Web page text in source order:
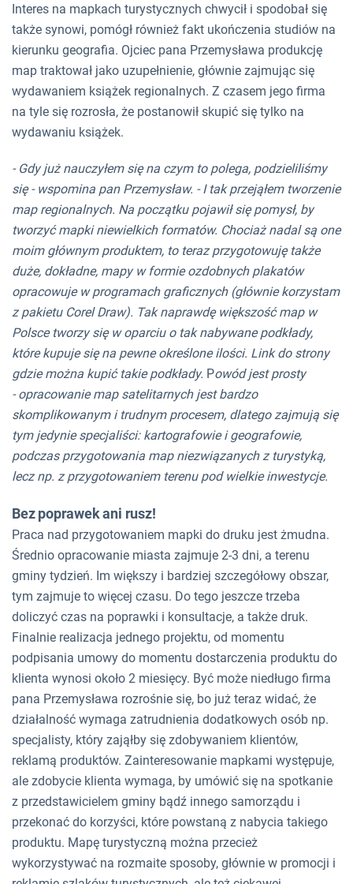
Interes na mapkach turystycznych chwycił i spodobał się
także synowi, pomógł również fakt ukończenia studiów na
kierunku geografia. Ojciec pana Przemysława produkcję
map traktował jako uzupełnienie, głównie zajmując się
wydawaniem książek regionalnych. Z czasem jego firma
na tyle się rozrosła, że postanowił skupić się tylko na
wydawaniu książek.
- Gdy już nauczyłem się na czym to polega, podzieliliśmy
się - wspomina pan Przemysław. - I tak przejąłem tworzenie
map regionalnych. Na początku pojawił się pomysł, by
tworzyć mapki niewielkich formatów. Chociaż nadal są one
moim głównym produktem, to teraz przygotowuję także
duże, dokładne, mapy w formie ozdobnych plakatów
opracowuje w programach graficznych (głównie korzystam
z pakietu Corel Draw). Tak naprawdę większość map w
Polsce tworzy się w oparciu o tak nabywane podkłady,
które kupuje się na pewne określone ilości. Link do strony
gdzie można kupić takie podkłady. Powód jest prosty
- opracowanie map satelitarnych jest bardzo
skomplikowanym i trudnym procesem, dlatego zajmują się
tym jedynie specjaliści: kartografowie i geografowie,
podczas przygotowania map niezwiązanych z turystyką,
lecz np. z przygotowaniem terenu pod wielkie inwestycje.
Bez poprawek ani rusz!
Praca nad przygotowaniem mapki do druku jest żmudna.
Średnio opracowanie miasta zajmuje 2-3 dni, a terenu
gminy tydzień. Im większy i bardziej szczegółowy obszar,
tym zajmuje to więcej czasu. Do tego jeszcze trzeba
doliczyć czas na poprawki i konsultacje, a także druk.
Finalnie realizacja jednego projektu, od momentu
podpisania umowy do momentu dostarczenia produktu do
klienta wynosi około 2 miesięcy. Być może niedługo firma
pana Przemysława rozrośnie się, bo już teraz widać, że
działalność wymaga zatrudnienia dodatkowych osób np.
specjalisty, który zająłby się zdobywaniem klientów,
reklamą produktów. Zainteresowanie mapkami występuje,
ale zdobycie klienta wymaga, by umówić się na spotkanie
z przedstawicielem gminy bądź innego samorządu i
przekonać do korzyści, które powstaną z nabycia takiego
produktu. Mapę turystyczną można przecież
wykorzystywać na rozmaite sposoby, głównie w promocji i